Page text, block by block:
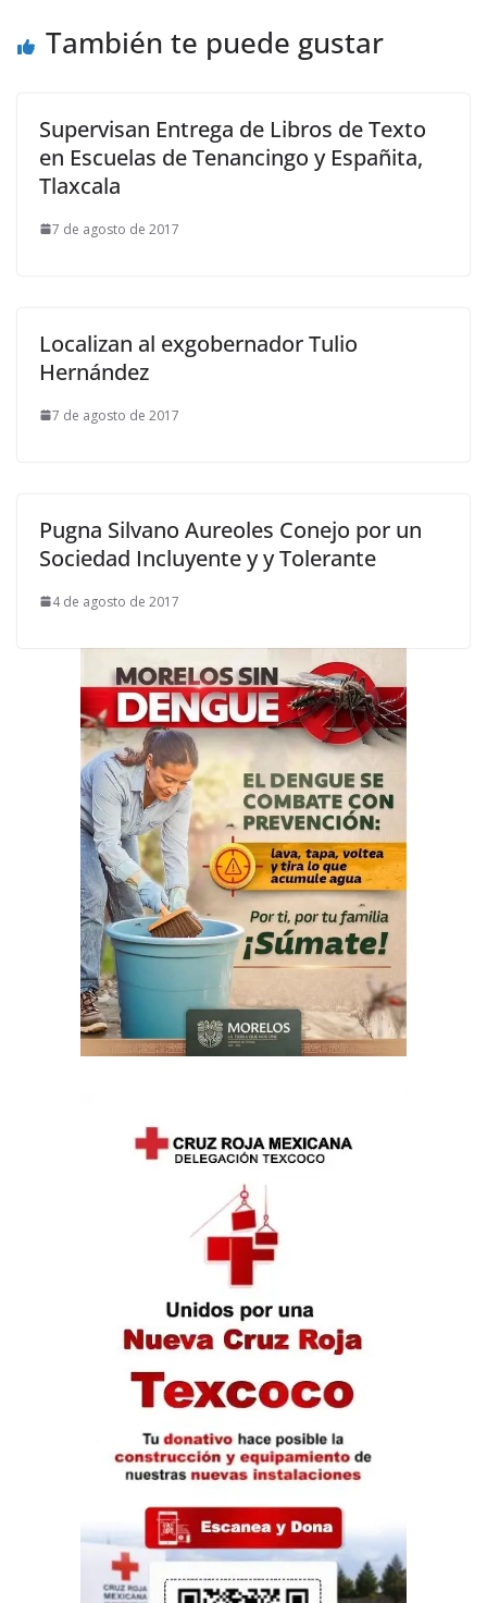
También te puede gustar
Supervisan Entrega de Libros de Texto
en Escuelas de Tenancingo y Españita,
Tlaxcala
7 de agosto de 2017
Localizan al exgobernador Tulio
Hernández
7 de agosto de 2017
Pugna Silvano Aureoles Conejo por un
Sociedad Incluyente y y Tolerante
4 de agosto de 2017